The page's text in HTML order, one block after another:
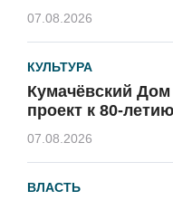
07.08.2026
КУЛЬТУРА
Кумачёвский Дом
проект к 80-
07.08.2026
ВЛАСТЬ